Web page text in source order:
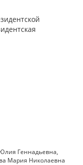
Геннадьевна,
Мария Николаевна